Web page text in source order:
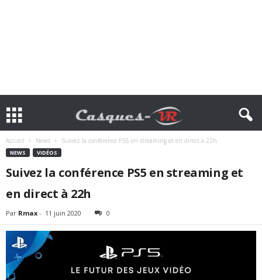
Accueil News Suivez la conférence PS5 en streaming et en direct à 22h
NEWS VIDÉOS
Suivez la conférence PS5 en streaming et
en direct à 22h
Par Rmax - 11 juin 2020 0